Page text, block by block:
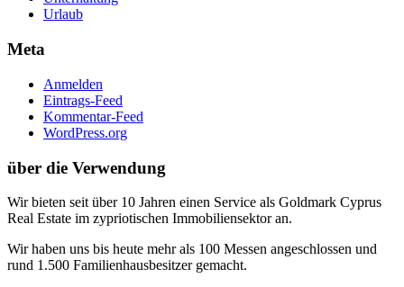
Urlaub
Meta
Anmelden
Eintrags-Feed
Kommentar-Feed
WordPress.org
über die Verwendung
Wir bieten seit über 10 Jahren einen Service als Goldmark Cyprus
Real Estate im zypriotischen Immobiliensektor an.
Wir haben uns bis heute mehr als 100 Messen angeschlossen und
rund 1.500 Familienhausbesitzer gemacht.